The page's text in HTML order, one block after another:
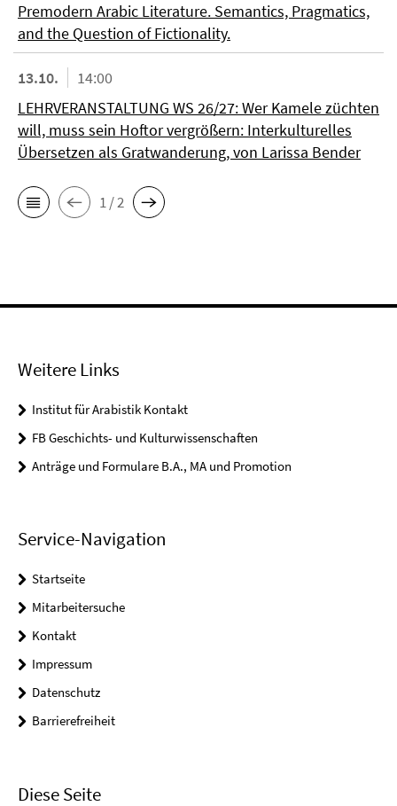
Premodern Arabic Literature. Semantics, Pragmatics,
and the Question of Fictionality.
13.10.
14:00
LEHRVERANSTALTUNG WS 26/27: Wer Kamele züchten
will, muss sein Hoftor vergrößern: Interkulturelles
Übersetzen als Gratwanderung, von Larissa Bender
1 / 2
Weitere Links
Institut für Arabistik Kontakt
FB Geschichts- und Kulturwissenschaften
Anträge und Formulare B.A., MA und Promotion
Service-Navigation
Startseite
Mitarbeitersuche
Kontakt
Impressum
Datenschutz
Barrierefreiheit
Diese Seite